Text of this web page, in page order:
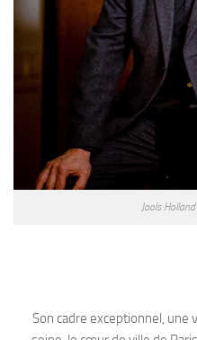
Jools
Son cadre exceptionnel, une